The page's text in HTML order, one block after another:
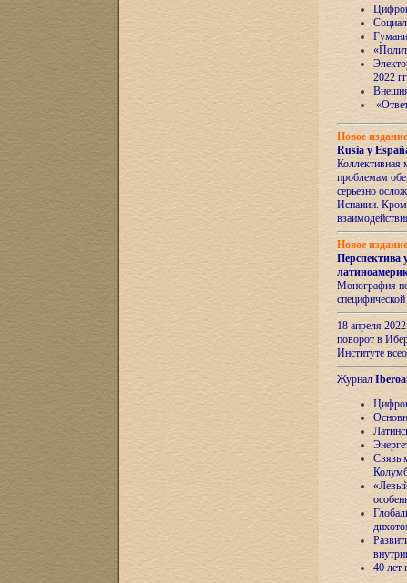
2022
Новое
Rusia y
Коллективная
проблемам
серьезно
Испании.
Новое
Перспектива
Монография
18 апреля
поворот в
Институте
Журнал
Связь
40 лет